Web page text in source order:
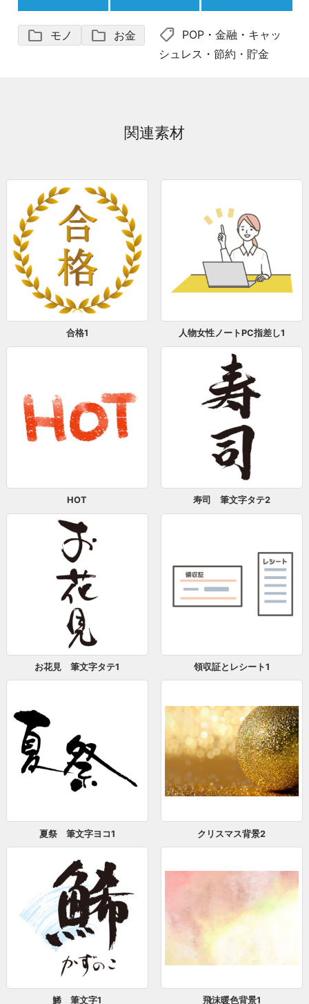
folder モノ folder お金 shoppingmode POP ・金融 ・ キャッ
シュレス ・節約・貯金
関連素材
合格1 人物女性ノートPC指差し1
HOT 寿司 筆文字タテ2
お花見 筆文字タテ1 領収証とレシート1
夏祭 筆文字ヨコ1 クリスマス背景2
鯑 筆文字1 飛沫暖色背景1